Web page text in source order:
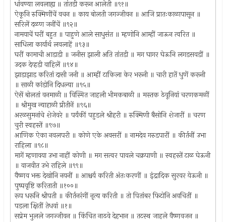
धांवण्या लवलाह्य ॥ तांतडी करून आलेती ॥९१॥
ऐकूनि रुक्मिणींचें वचन ॥ काय बोलती जगज्जीवन ॥ आजि प्रातःकाळापासून ॥
सरिलें दळण जनींचें ॥९२॥
नामयाचें घरीं बहुत ॥ पाहुणे आले साधुसंत ॥ म्हणोनि आम्हीं जाऊन त्वरित ॥
साधिला कार्यार्थ लवलाहें ॥९३॥
घरीं कामाची आडाडी ॥ जनीस झाली अति तांतडी ॥ मग घागर घेऊनि लगडसवडीं ॥
उदक देव्हडी वाहिलें ॥९४॥
झाडाझाड करितां दासी जनी ॥ आम्हीं टाकिला केर भरूनी ॥ चारी हातें धुणें करूनी
॥ साळी कांडोनि दिधल्या ॥९५॥
ऐसें बोलतां वनमाळी ॥ विस्मित जाहली भीमकबाळी ॥ मस्तक ठेवूनियां चरणकमळीं
॥ श्रीमुख न्याहाळी प्रीतीनें ॥९६॥
अरळसुमनांचे शेजेवरे ॥ पर्यंकीं पहुडले श्रीहरी ॥ रुक्मिणी बैसोनि शेजारीं ॥ चरण
चुरी स्वहस्तें ॥९७॥
आणिक ऐका नवलपरी ॥ कोणे एके अवसरीं ॥ नामदेव गरुडपारीं ॥ कीर्तनीं उभा
राहिला ॥९८॥
मागें म्हणावया उभा नाहीं कोणी ॥ मग सत्वर पावले चक्रपाणी ॥ स्वहस्तें टाळ घेऊनी
॥ वाजवीत उभे राहिले ॥९९॥
वैष्णव भक्त देखोनि नयनीं ॥ आश्चर्य करिती अंतःकरणीं ॥ इंद्रादिक सुरवर येऊनी ॥
पुष्पवृष्टि करिताती ॥१००॥
रूप धरूनि श्रीपती ॥ कीर्तनरंगीं नृत्य करिती ॥ तो पितांबर फिटोनि अवचितीं ॥
पडला क्षितीं तेधवां ॥१॥
सप्रेम भुलले जगज्जीवन ॥ किंचित नाठवे देहभान ॥ तटस्थ जाहले वैष्णवजन ॥